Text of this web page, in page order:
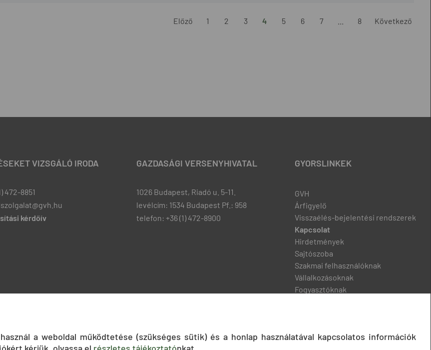
Előző 1 2 3 4 5 6 7 8 Következő
VIZSGÁLÓ IRODA
472-8851
kérdőív
GAZDASÁGI VERSENYHIVATAL
1026 Budapest, Riadó u. 5-11.
levélcím: 1534 Budapest Pf.: 958
telefon: +36 (1) 472-8900
GYORSLINKEK
GVH
Árfigyelő
Visszaélés-bejelentési rendszerek
Kapcsolat
Hirdetmények
Sajtószoba
Szakmai felhasználóknak
Vállalkozásoknak
Fogyasztóknak
a weboldal működtetése (szükséges sütik) és a honlap használatával kapcsolatos információk